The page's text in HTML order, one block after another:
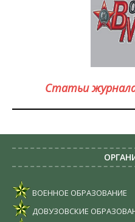
Статьи
ВОЕННОЕ ОБРАЗОВАНИЕ
ДОВУЗОВСКИЕ